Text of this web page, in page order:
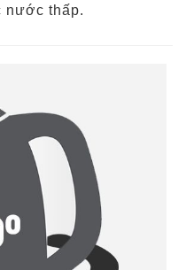
nước thấp.